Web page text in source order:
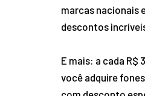
marcas nacionais
descontos
E mais: a cada R$
você adquire